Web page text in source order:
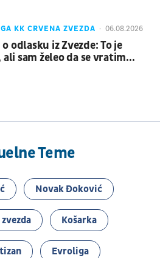
KK CRVENA ZVEZDA 06.08.2026
o odlasku iz Zvezde: To je
ali sam želeo da se vratim...
Teme
Novak Đoković
Košarka
Evroliga